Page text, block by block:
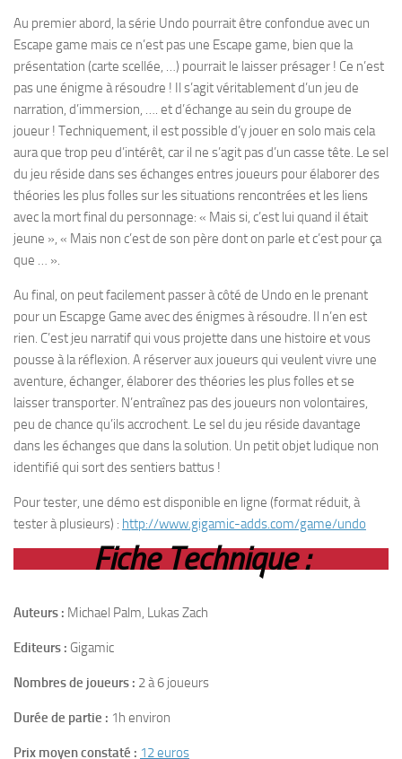
Au premier abord, la série Undo pourrait être confondue avec un
Escape game mais ce n’est pas une Escape game, bien que la
présentation (carte scellée, …) pourrait le laisser présager ! Ce n’est
pas une énigme à résoudre ! Il s’agit véritablement d’un jeu de
narration, d’immersion, …. et d’échange au sein du groupe de
joueur ! Techniquement, il est possible d’y jouer en solo mais cela
aura que trop peu d’intérêt, car il ne s’agit pas d’un casse tête. Le sel
du jeu réside dans ses échanges entres joueurs pour élaborer des
théories les plus folles sur les situations rencontrées et les liens
avec la mort final du personnage: « Mais si, c’est lui quand il était
jeune », « Mais non c’est de son père dont on parle et c’est pour ça
que … ».
Au final, on peut facilement passer à côté de Undo en le prenant
pour un Escapge Game avec des énigmes à résoudre. Il n’en est
rien. C’est jeu narratif qui vous projette dans une histoire et vous
pousse à la réflexion. A réserver aux joueurs qui veulent vivre une
aventure, échanger, élaborer des théories les plus folles et se
laisser transporter. N’entraînez pas des joueurs non volontaires,
peu de chance qu’ils accrochent. Le sel du jeu réside davantage
dans les échanges que dans la solution. Un petit objet ludique non
identifié qui sort des sentiers battus !
Pour tester, une démo est disponible en ligne (format réduit, à
tester à plusieurs) : http://www.gigamic-adds.com/game/undo
Fiche Technique :
Auteurs : Michael Palm, Lukas Zach
Editeurs : Gigamic
Nombres de joueurs : 2 à 6 joueurs
Durée de partie : 1h environ
Prix moyen constaté : 12 euros